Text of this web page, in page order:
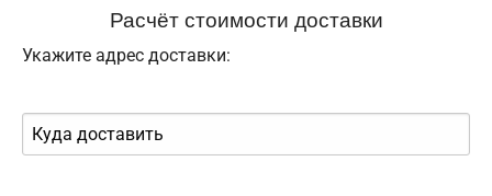
Расчёт стоимости доставки
Укажите адрес доставки: